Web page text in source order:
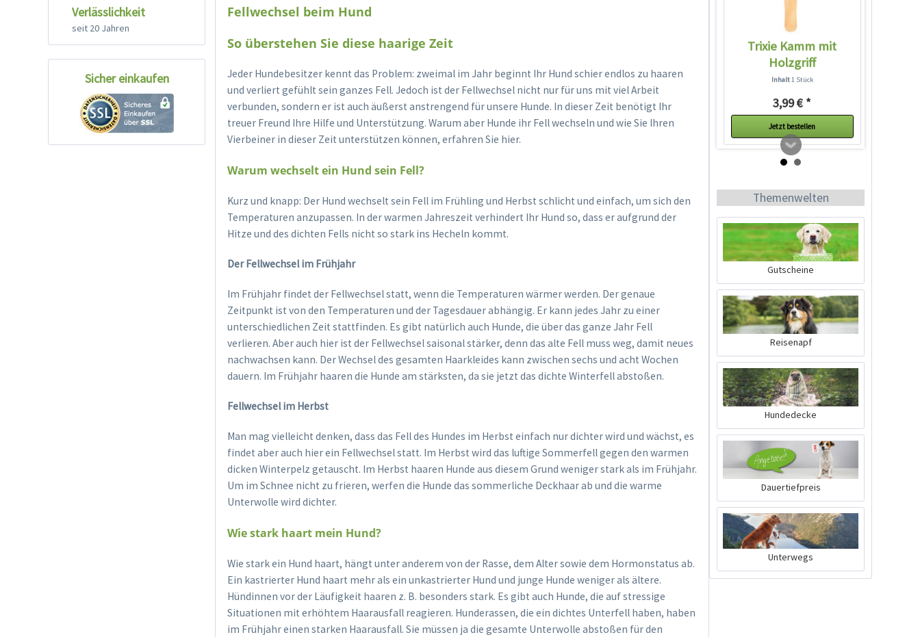
Verlässlichkeit
seit 20 Jahren
Sicher einkaufen
Fellwechsel beim Hund
So überstehen Sie diese haarige Zeit
Jeder Hundebesitzer kennt das Problem: zweimal im Jahr beginnt Ihr Hund schier endlos zu haaren
und verliert gefühlt sein ganzes Fell. Jedoch ist der Fellwechsel nicht nur für uns mit viel Arbeit
verbunden, sondern er ist auch äußerst anstrengend für unsere Hunde. In dieser Zeit benötigt Ihr
treuer Freund Ihre Hilfe und Unterstützung. Warum aber Hunde ihr Fell wechseln und wie Sie Ihren
Vierbeiner in dieser Zeit unterstützen können, erfahren Sie hier.
Warum wechselt ein Hund sein Fell?
Kurz und knapp: Der Hund wechselt sein Fell im Frühling und Herbst schlicht und einfach, um sich den
Temperaturen anzupassen. In der warmen Jahreszeit verhindert Ihr Hund so, dass er aufgrund der
Hitze und des dichten Fells nicht so stark ins Hecheln kommt.
Der Fellwechsel im Frühjahr
Im Frühjahr findet der Fellwechsel statt, wenn die Temperaturen wärmer werden. Der genaue
Zeitpunkt ist von den Temperaturen und der Tagesdauer abhängig. Er kann jedes Jahr zu einer
unterschiedlichen Zeit stattfinden. Es gibt natürlich auch Hunde, die über das ganze Jahr Fell
verlieren. Aber auch hier ist der Fellwechsel saisonal stärker, denn das alte Fell muss weg, damit neues
nachwachsen kann. Der Wechsel des gesamten Haarkleides kann zwischen sechs und acht Wochen
dauern. Im Frühjahr haaren die Hunde am stärksten, da sie jetzt das dichte Winterfell abstoßen.
Fellwechsel im Herbst
Man mag vielleicht denken, dass das Fell des Hundes im Herbst einfach nur dichter wird und wächst, es
findet aber auch hier ein Fellwechsel statt. Im Herbst wird das luftige Sommerfell gegen den warmen
dicken Winterpelz getauscht. Im Herbst haaren Hunde aus diesem Grund weniger stark als im Frühjahr.
Um im Schnee nicht zu frieren, werfen die Hunde das sommerliche Deckhaar ab und die warme
Unterwolle wird dichter.
Wie stark haart mein Hund?
Wie stark ein Hund haart, hängt unter anderem von der Rasse, dem Alter sowie dem Hormonstatus ab.
Ein kastrierter Hund haart mehr als ein unkastrierter Hund und junge Hunde weniger als ältere.
Hündinnen vor der Läufigkeit haaren z. B. besonders stark. Es gibt auch Hunde, die auf stressige
Situationen mit erhöhtem Haarausfall reagieren. Hunderassen, die ein dichtes Unterfell haben, haben
im Frühjahr einen starken Haarausfall. Sie müssen ja die gesamte Unterwolle abstoßen für den
Trixie Kamm mit
Holzgriff
Inhalt1 Stück
3,99 € *
Jetzt bestellen
Fellpflege-
Handschuh mit
Metallborsten
Inhalt1 Stück
6,25 € * 9,99 € *
Jetzt bestellen
Carding Striegel zum
Entfilzen und
Themenwelten
Gutscheine
Reisenapf
Hundedecke
Dauertiefpreis
Unterwegs